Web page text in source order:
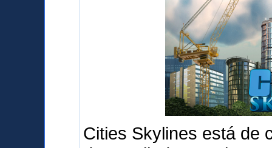
Cities Skylines está de